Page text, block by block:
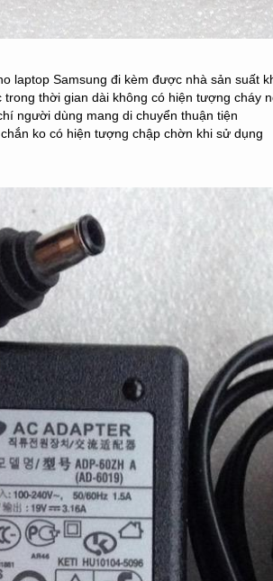
laptop Samsung đi kèm được nhà sản suất
thời gian dài không có hiện tượng cháy
người dùng mang di chuyển thuận tiện
ko có hiện tượng chập chờn khi sử dụng